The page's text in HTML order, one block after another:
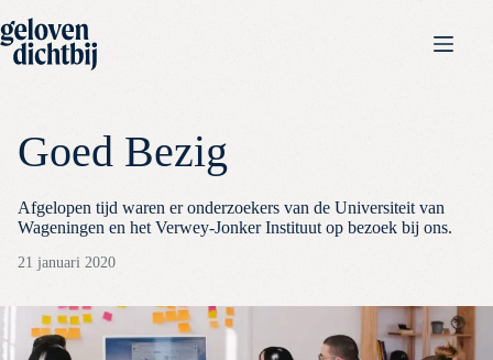
Goed Bezig
Afgelopen tijd waren er onderzoekers van de Universiteit van
Wageningen en het Verwey-Jonker Instituut op bezoek bij ons.
21 januari 2020